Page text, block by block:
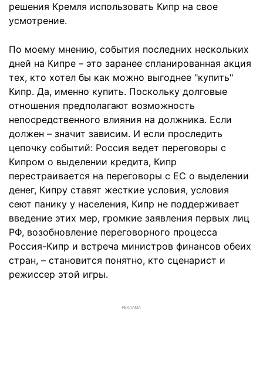
решения Кремля использовать Кипр на свое
усмотрение.
По моему мнению, события последних нескольких
дней на Кипре – это заранее спланированная акция
тех, кто хотел бы как можно выгоднее "купить"
Кипр. Да, именно купить. Поскольку долговые
отношения предполагают возможность
непосредственного влияния на должника. Если
должен – значит зависим. И если проследить
цепочку событий: Россия ведет переговоры с
Кипром о выделении кредита, Кипр
перестраивается на переговоры с ЕС о выделении
денег, Кипру ставят жесткие условия, условия
сеют панику у населения, Кипр не поддерживает
введение этих мер, громкие заявления первых лиц
РФ, возобновление переговорного процесса
Россия-Кипр и встреча министров финансов обеих
стран, – становится понятно, кто сценарист и
режиссер этой игры.
РЕКЛАМА